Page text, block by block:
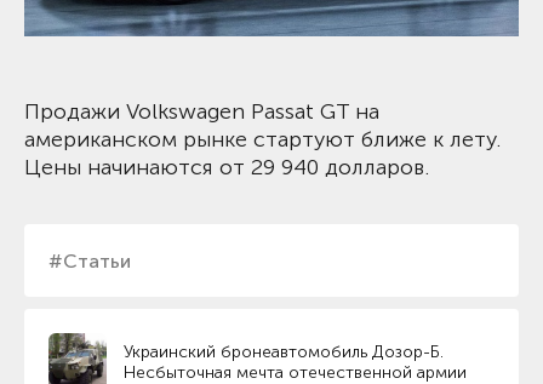
#Статьи
Украинский бронеавтомобиль Дозор-Б.
Несбыточная мечта отечественной армии
Продажи Volkswagen Passat GT на
американском рынке стартуют ближе к лету.
Цены начинаются от 29 940 долларов.